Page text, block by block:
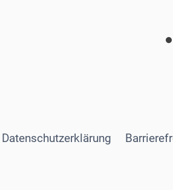
Datenschutzerklärung